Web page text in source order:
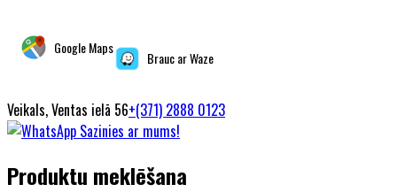
Google Maps
Brauc ar Waze
Veikals, Ventas ielā 56+(371) 2888 0123
Sazinies ar mums!
Produktu meklēšana